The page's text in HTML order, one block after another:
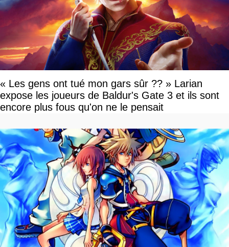
« Les gens ont tué mon gars sûr ?? » Larian
expose les joueurs de Baldur's Gate 3 et ils sont
encore plus fous qu'on ne le pensait